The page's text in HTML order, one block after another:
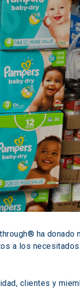
ha donado
a los
clientes y